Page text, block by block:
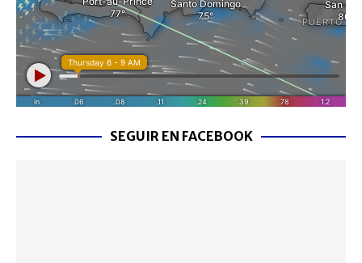
SEGUIR EN FACEBOOK